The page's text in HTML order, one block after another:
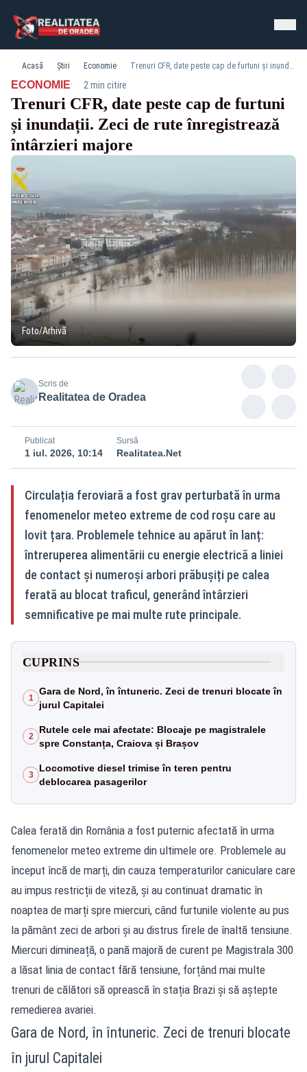
Acasă Știri Economie Trenuri CFR, date peste cap de furtuni și inundații. Zeci de rute înregistrează întârzieri majore
ECONOMIE· 2 min citire
Trenuri CFR, date peste cap de furtuni
și inundații. Zeci de rute înregistrează
întârzieri majore
Foto/Arhivă
Scris de
Realitatea de Oradea
Publicat
1 iul. 2026, 10:14
Sursă
Realitatea.Net
Circulația feroviară a fost grav perturbată în urma
fenomenelor meteo extreme de cod roșu care au
lovit țara. Problemele tehnice au apărut în lanț:
întreruperea alimentării cu energie electrică a liniei
de contact și numeroși arbori prăbușiți pe calea
ferată au blocat traficul, generând întârzieri
semnificative pe mai multe rute principale.
CUPRINS
1
Gara de Nord, în întuneric. Zeci de trenuri blocate în
jurul Capitalei
2
Rutele cele mai afectate: Blocaje pe magistralele
spre Constanța, Craiova și Brașov
3
Locomotive diesel trimise în teren pentru
deblocarea pasagerilor
Calea ferată din România a fost puternic afectată în urma
fenomenelor meteo extreme din ultimele ore. Problemele au
început încă de marți, din cauza temperaturilor caniculare care
au impus restricții de viteză, și au continuat dramatic în
noaptea de marți spre miercuri, când furtunile violente au pus
la pământ zeci de arbori și au distrus firele de înaltă tensiune.
Miercuri dimineață, o pană majoră de curent pe Magistrala 300
a lăsat linia de contact fără tensiune, forțând mai multe
trenuri de călători să oprească în stația Brazi și să aștepte
remedierea avariei.
Gara de Nord, în întuneric. Zeci de trenuri blocate
în jurul Capitalei